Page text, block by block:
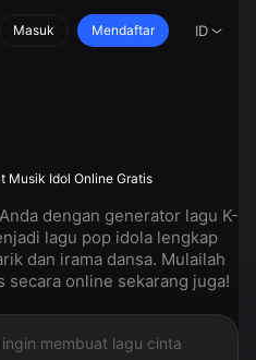
Masuk Mendaftar ID
Musik Idol Online Gratis
dengan generator lagu K-
lagu pop idola lengkap
dan irama dansa. Mulailah
online sekarang juga!